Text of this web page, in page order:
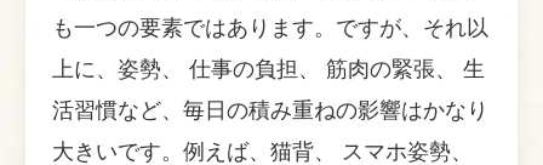
も一つの要素ではあります。ですが、それ以
上に、姿勢、 仕事の負担、 筋肉の緊張、 生
活習慣など、毎日の積み重ねの影響はかなり
大きいです。例えば、猫背、 スマホ姿勢、